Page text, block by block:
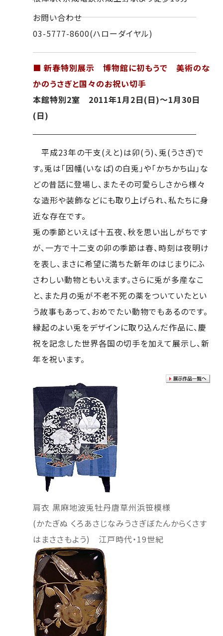
お問い合わせ
03-5777-8600(ハローダイヤル)
■ 新春特別展示 博物館に初もうで 美術のな
かのうさぎと国々のお祝い切手
本館特別2室 2011年1月2日(日)～1月30日
(日)
平成23年の干支(えと)は卯(う)、兎(うさぎ)で
す。兎は「因幡(いなば)の白兎」や「かちかち山」な
どの昔話に登場し、またその可愛らしさから様々
な造形や装飾などにも取り上げられ、私たちに身
近な存在です。
兎の季節といえば十五夜、秋を思い出しがちです
が、一方で十二支の卯の季節は春、時刻は夜明け
を表し、まさに希望に満ちた新年のはじまりにふ
さわしい動物ともいえます。さらに兎が多産なこ
と、また月の兎が不老不死の薬をついていたとい
う故事もあって、おめでたい動物でもあるのです。
縁起のよい兎をデザインに取り込んだ作品に、慶
祝を記念した世界各国の切手を加えて展示し、新
年を祝います。
肩衣 黒麻地波兎牡丹唐草州浜笹模様
(かたぎぬ くろあさじなみうさぎぼたんからくさす
はまささもよう) 江戸時代・19世紀